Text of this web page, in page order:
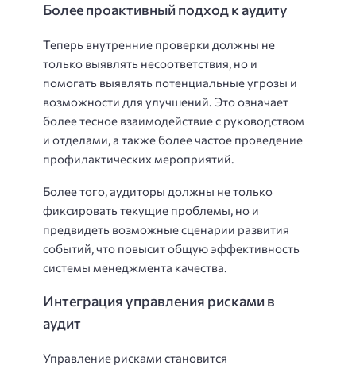
Более проактивный подход к аудиту
Теперь внутренние проверки должны не
только выявлять несоответствия, но и
помогать выявлять потенциальные угрозы и
возможности для улучшений. Это означает
более тесное взаимодействие с руководством
и отделами, а также более частое проведение
профилактических мероприятий.
Более того, аудиторы должны не только
фиксировать текущие проблемы, но и
предвидеть возможные сценарии развития
событий, что повысит общую эффективность
системы менеджмента качества.
Интеграция управления рисками в
аудит
Управление рисками становится